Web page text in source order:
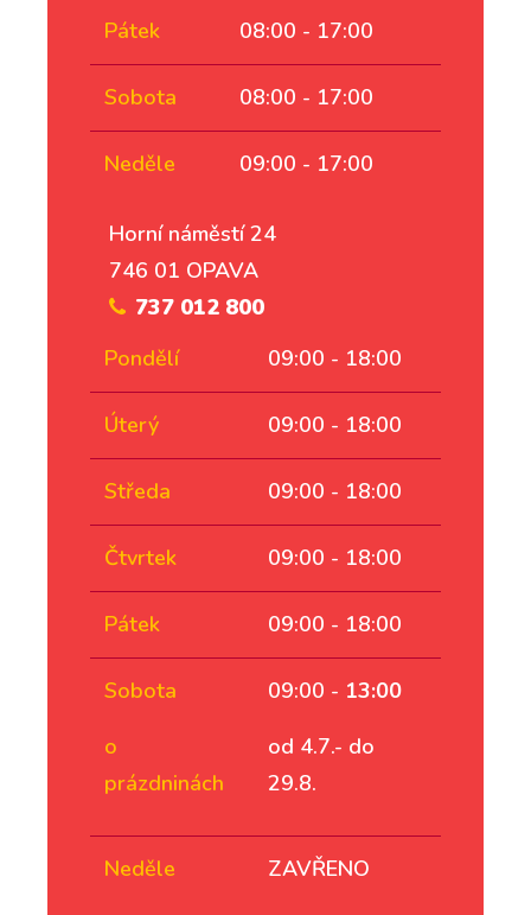
Pátek 08:00 - 17:00
Sobota 08:00 - 17:00
Neděle 09:00 - 17:00
Horní náměstí 24
746 01 OPAVA
737 012 800
Pondělí
09:00 - 18:00
Úterý 09:00 - 18:00
Středa 09:00 - 18:00
Čtvrtek 09:00 - 18:00
Pátek 09:00 - 18:00
Sobota
o
prázdninách
09:00 - 13:00
od 4.7.- do
29.8.
Neděle ZAVŘENO